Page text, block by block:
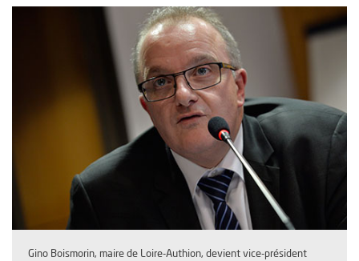
Gino Boismorin, maire de Loire-Authion, devient vice-président